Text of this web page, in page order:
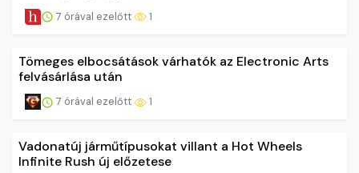
7 órával ezelőtt 1
Tömeges elbocsátások várhatók az Electronic Arts
felvásárlása után
7 órával ezelőtt 1
Vadonatúj járműtípusokat villant a Hot Wheels
Infinite Rush új előzetese